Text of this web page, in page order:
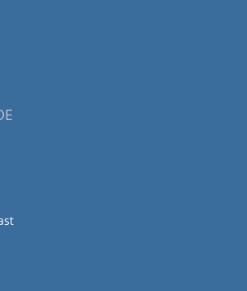
für den
· 30. Juli 2022
in die Möglichkeit,
smarten Tools in der